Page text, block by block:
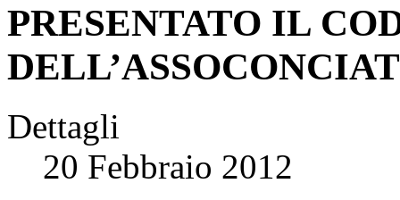
PRESENTATO IL
Dettagli
20 Febbraio 2012